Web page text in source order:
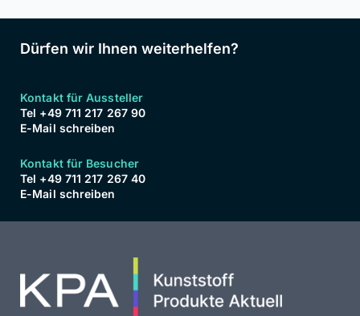
Dürfen wir Ihnen weiterhelfen?
Kontakt für Aussteller
Tel +49 711 217 267 90
E-Mail schreiben
Kontakt für Besucher
Tel +49 711 217 267 40
E-Mail schreiben